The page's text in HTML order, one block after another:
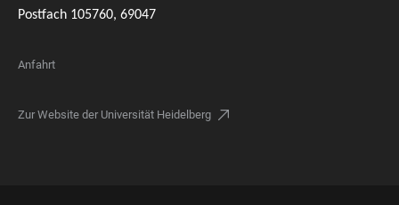
Postfach 105760, 69047
Anfahrt
Zur Website der Universität Heidelberg